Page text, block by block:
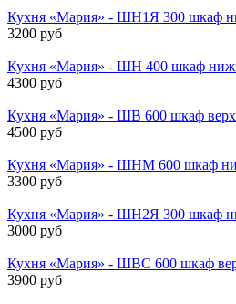
Кухня «Мария» - ШН1Я 300 шкаф
3200 руб
Кухня «Мария» - ШН 400 шкаф
4300 руб
Кухня «Мария» - ШВ 600 шкаф
4500 руб
Кухня «Мария» - ШНМ 600 шкаф
3300 руб
Кухня «Мария» - ШН2Я 300 шкаф
3000 руб
Кухня «Мария» - ШВС 600 шкаф
3900 руб